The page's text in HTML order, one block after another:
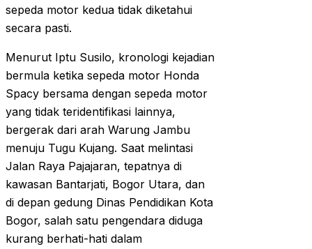
sepeda motor kedua tidak diketahui
secara pasti.
Menurut Iptu Susilo, kronologi kejadian
bermula ketika sepeda motor Honda
Spacy bersama dengan sepeda motor
yang tidak teridentifikasi lainnya,
bergerak dari arah Warung Jambu
menuju Tugu Kujang. Saat melintasi
Jalan Raya Pajajaran, tepatnya di
kawasan Bantarjati, Bogor Utara, dan
di depan gedung Dinas Pendidikan Kota
Bogor, salah satu pengendara diduga
kurang berhati-hati dalam